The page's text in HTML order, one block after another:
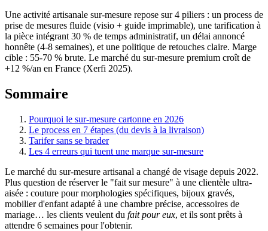
Une activité artisanale sur-mesure repose sur 4 piliers : un process de
prise de mesures fluide (visio + guide imprimable), une tarification à
la pièce intégrant 30 % de temps administratif, un délai annoncé
honnête (4-8 semaines), et une politique de retouches claire. Marge
cible : 55-70 % brute. Le marché du sur-mesure premium croît de
+12 %/an en France (Xerfi 2025).
Sommaire
Pourquoi le sur-mesure cartonne en 2026
Le process en 7 étapes (du devis à la livraison)
Tarifer sans se brader
Les 4 erreurs qui tuent une marque sur-mesure
Le marché du sur-mesure artisanal a changé de visage depuis 2022.
Plus question de réserver le "fait sur mesure" à une clientèle ultra-
aisée : couture pour morphologies spécifiques, bijoux gravés,
mobilier d'enfant adapté à une chambre précise, accessoires de
mariage… les clients veulent du fait pour eux, et ils sont prêts à
attendre 6 semaines pour l'obtenir.